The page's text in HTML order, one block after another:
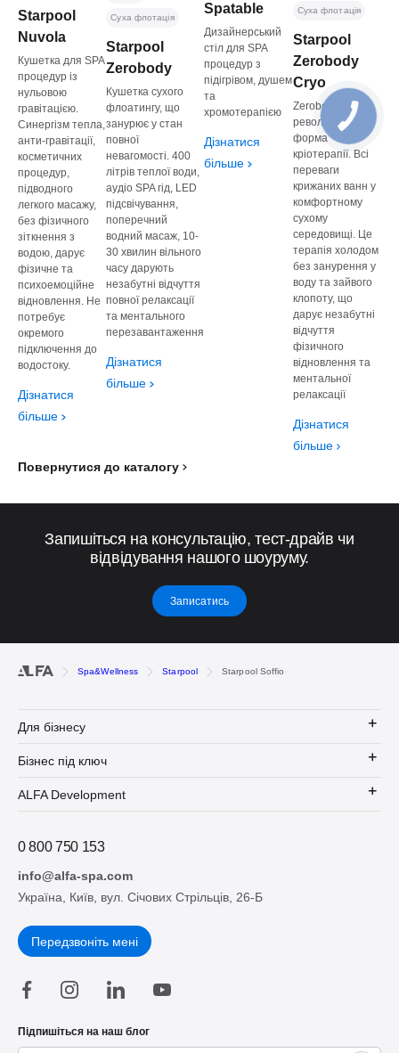
Starpool
Nuvola
Кушетка для SPA
процедур із
нульовою
гравітацією.
Синергізм тепла,
анти-гравітації,
косметичних
процедур,
підводного
легкого масажу,
без фізичного
зіткнення з
водою, дарує
фізичне та
психоемоційне
відновлення. Не
потребує
окремого
підключення до
водостоку.
Дізнатися
більше
Starpool
Zerobody
Кушетка сухого
флоатингу, що
занурює у стан
повної
невагомості. 400
літрів теплої води,
аудіо SPA гід, LED
підсвічування,
поперечний
водний масаж, 10-
30 хвилин вільного
часу дарують
незабутні відчуття
повної релаксації
та ментального
перезавантаження
Дізнатися
більше
Суха флотація
Spatable
Дизайнерський
стіл для SPA
процедур з
підігрівом, душем
та
хромотерапією
Дізнатися
більше
Starpool
Zerobody
Cryo
Zerobody Cryo -
революційна
форма
кріотерапії. Всі
переваги
крижаних ванн у
комфортному
сухому
середовищі. Це
терапія холодом
без занурення у
воду та зайвого
клопоту, що
дарує незабутні
відчуття
фізичного
відновлення та
ментальної
релаксації
Дізнатися
більше
Суха флотація
Повернутися до каталогу
Запишіться на консультацію, тест-драйв чи
відвідування нашого шоуруму.
Записатись
Spa&Wellness Starpool Starpool Soffio
Для бізнесу
Бізнес під ключ
ALFA Development
0 800 750 153
info@alfa-spa.com
Україна, Київ, вул. Січових Стрільців, 26-Б
Передзвоніть мені
Підпишіться на наш блог